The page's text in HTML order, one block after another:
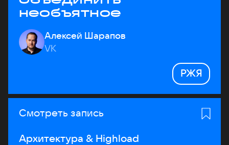
необъятное
Алексей Шарапов
VK
РЖЯ
Смотреть запись
Архитектура & Highload